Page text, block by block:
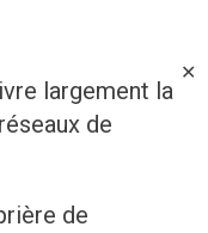
✕
largement la
de
de